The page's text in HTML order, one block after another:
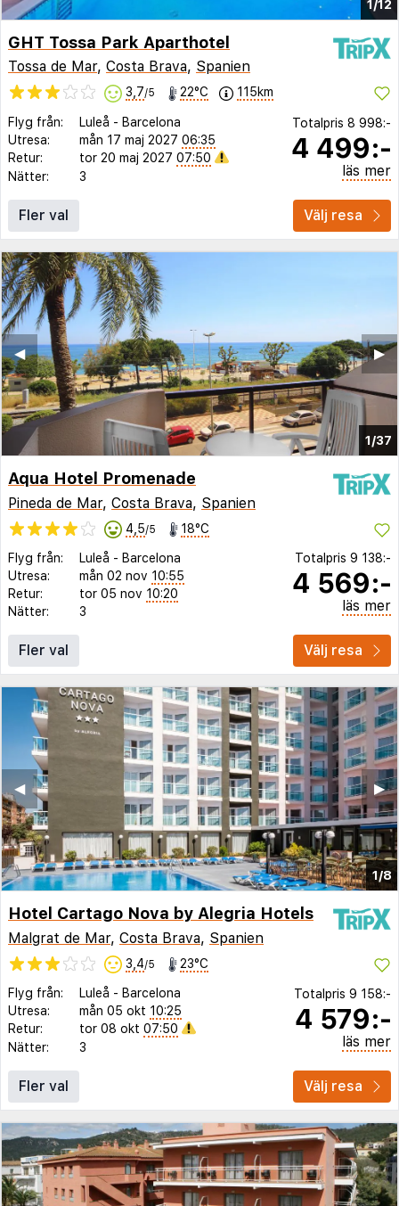
1/12
GHT Tossa Park Aparthotel
Tossa de Mar, Costa Brava, Spanien
3,7/5 22°C 115km
Flyg från: Luleå - Barcelona
Utresa:
mån 17 maj 2027 06:35
Retur:
tor 20 maj 2027 07:50
Nätter:
3
Totalpris 8 998:-
4 499:-
läs mer
Fler val Välj resa
1/37
▶︎
◀︎
Aqua Hotel Promenade
Pineda de Mar, Costa Brava, Spanien
4,5/5 18°C
Flyg från: Luleå - Barcelona
Utresa:
mån 02 nov 10:55
Retur:
tor 05 nov 10:20
Nätter:
3
Totalpris 9 138:-
4 569:-
läs mer
Fler val Välj resa
1/8
▶︎
◀︎
Hotel Cartago Nova by Alegria Hotels
Malgrat de Mar, Costa Brava, Spanien
3,4/5 23°C
Flyg från: Luleå - Barcelona
Utresa:
mån 05 okt 10:25
Retur:
tor 08 okt 07:50
Nätter:
3
Totalpris 9 158:-
4 579:-
läs mer
Fler val Välj resa